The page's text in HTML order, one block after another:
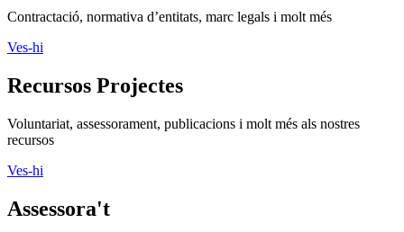
Contractació, normativa d’entitats, marc legals i molt més
Ves-hi
Recursos Projectes
Voluntariat, assessorament, publicacions i molt més als nostres
recursos
Ves-hi
Assessora't